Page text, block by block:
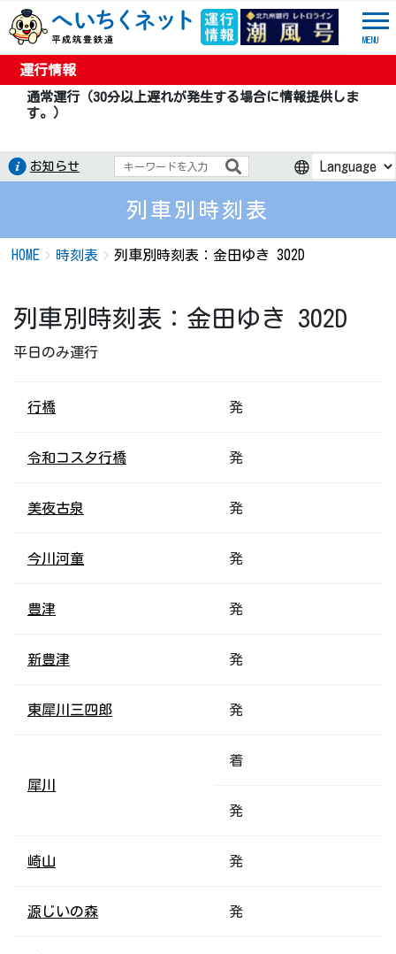
MENU
運行情報
通常運行（30分以上遅れが発生する場合に情報提供しま
す。）
お知らせ
列車別時刻表
HOME 時刻表 列車別時刻表：金田ゆき 302D
列車別時刻表：金田ゆき 302D
平日のみ運行
行橋 発
令和コスタ行橋 発
美夜古泉 発
今川河童 発
豊津 発
新豊津 発
東犀川三四郎 発
犀川
着
発
崎山 発
源じいの森 発